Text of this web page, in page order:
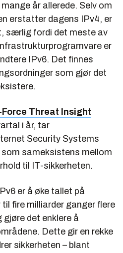
år allerede. Selv om
erstatter dagens IPv4, er
særlig fordi det meste av
er
IPv6. Det finnes
som gjør det
Force Threat Insight
i år, tar
Security Systems
sameksistens mellom
til IT-sikkerheten.
er å øke tallet på
fire milliarder ganger flere
gjøre det enklere å
Dette gir en rekke
sikkerheten – blant